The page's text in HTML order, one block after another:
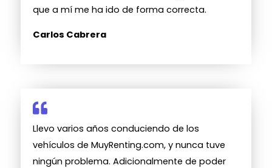
que a mí me ha ido de forma correcta.
Carlos Cabrera
Llevo varios años conduciendo de los
vehículos de MuyRenting.com, y nunca tuve
ningún problema. Adicionalmente de poder